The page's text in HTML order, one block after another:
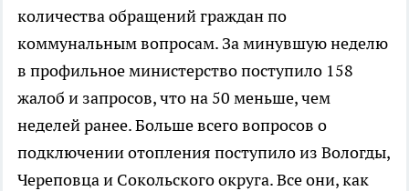
количества обращений граждан по
коммунальным вопросам. За минувшую неделю
в профильное министерство поступило 158
жалоб и запросов, что на 50 меньше, чем
неделей ранее. Больше всего вопросов о
подключении отопления поступило из Вологды,
Череповца и Сокольского округа. Все они, как